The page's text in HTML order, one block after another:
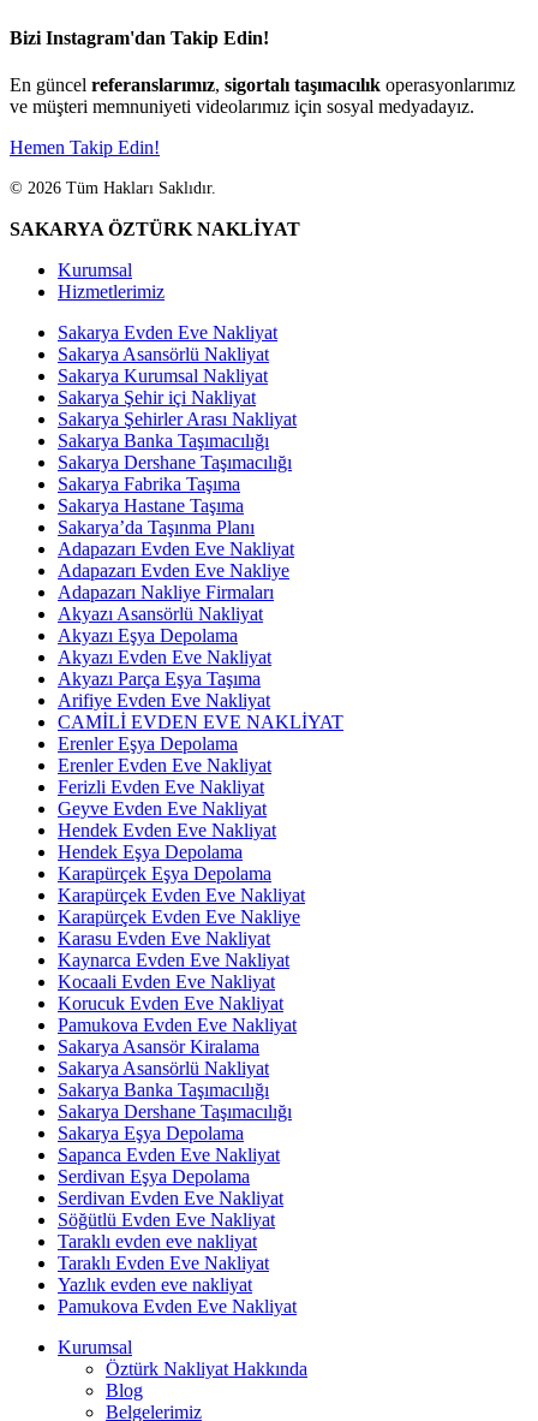
Bizi Instagram'dan Takip Edin!
En güncel referanslarımız, sigortalı taşımacılık operasyonlarımız
ve müşteri memnuniyeti videolarımız için sosyal medyadayız.
Hemen Takip Edin!
© 2026 Tüm Hakları Saklıdır.
SAKARYA ÖZTÜRK NAKLİYAT
Kurumsal
Hizmetlerimiz
Sakarya Evden Eve Nakliyat
Sakarya Asansörlü Nakliyat
Sakarya Kurumsal Nakliyat
Sakarya Şehir içi Nakliyat
Sakarya Şehirler Arası Nakliyat
Sakarya Banka Taşımacılığı
Sakarya Dershane Taşımacılığı
Sakarya Fabrika Taşıma
Sakarya Hastane Taşıma
Sakarya’da Taşınma Planı
Adapazarı Evden Eve Nakliyat
Adapazarı Evden Eve Nakliye
Adapazarı Nakliye Firmaları
Akyazı Asansörlü Nakliyat
Akyazı Eşya Depolama
Akyazı Evden Eve Nakliyat
Akyazı Parça Eşya Taşıma
Arifiye Evden Eve Nakliyat
CAMİLİ EVDEN EVE NAKLİYAT
Erenler Eşya Depolama
Erenler Evden Eve Nakliyat
Ferizli Evden Eve Nakliyat
Geyve Evden Eve Nakliyat
Hendek Evden Eve Nakliyat
Hendek Eşya Depolama
Karapürçek Eşya Depolama
Karapürçek Evden Eve Nakliyat
Karapürçek Evden Eve Nakliye
Karasu Evden Eve Nakliyat
Kaynarca Evden Eve Nakliyat
Kocaali Evden Eve Nakliyat
Korucuk Evden Eve Nakliyat
Pamukova Evden Eve Nakliyat
Sakarya Asansör Kiralama
Sakarya Asansörlü Nakliyat
Sakarya Banka Taşımacılığı
Sakarya Dershane Taşımacılığı
Sakarya Eşya Depolama
Sapanca Evden Eve Nakliyat
Serdivan Eşya Depolama
Serdivan Evden Eve Nakliyat
Söğütlü Evden Eve Nakliyat
Taraklı evden eve nakliyat
Taraklı Evden Eve Nakliyat
Yazlık evden eve nakliyat
Pamukova Evden Eve Nakliyat
Kurumsal
Öztürk Nakliyat Hakkında
Blog
Belgelerimiz